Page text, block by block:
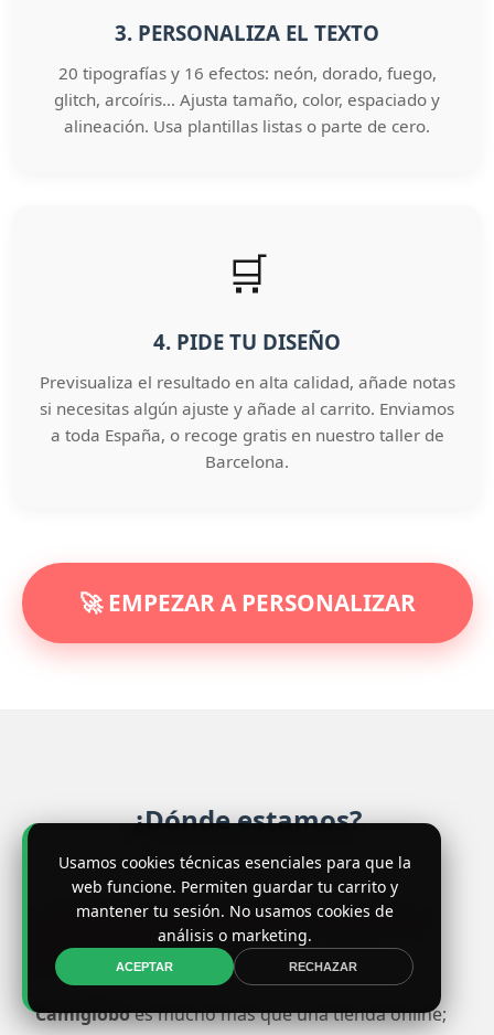
3. PERSONALIZA EL TEXTO
20 tipografías y 16 efectos: neón, dorado, fuego,
glitch, arcoíris… Ajusta tamaño, color, espaciado y
alineación. Usa plantillas listas o parte de cero.
🛒
4. PIDE TU DISEÑO
Previsualiza el resultado en alta calidad, añade notas
si necesitas algún ajuste y añade al carrito. Enviamos
a toda España, o recoge gratis en nuestro taller de
Barcelona.
🚀 EMPEZAR A PERSONALIZAR
¿Dónde estamos?
VISÍTANOS EN NUESTRO TALLER DE
BARCELONA
Camigloboes mucho más que una tienda online;
Usamos cookies técnicas esenciales para que la
web funcione. Permiten guardar tu carrito y
mantener tu sesión. No usamos cookies de
análisis o marketing.
ACEPTAR RECHAZAR